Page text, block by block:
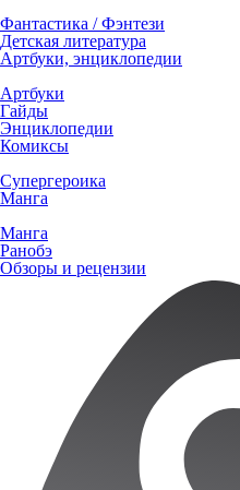
Фантастика / Фэнтези
Детская литература
Артбуки, энциклопедии
Артбуки
Гайды
Энциклопедии
Комиксы
Супергероика
Манга
Манга
Ранобэ
Обзоры и рецензии